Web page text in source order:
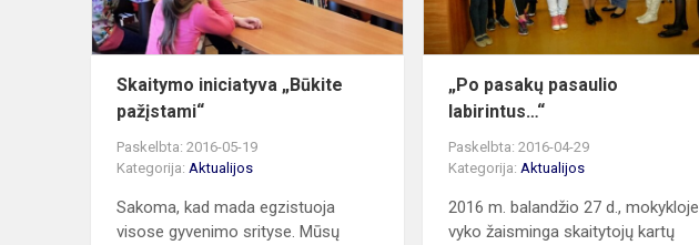
Skaitymo iniciatyva „Būkite
pažįstami“
Paskelbta: 2016-05-19
Kategorija: Aktualijos
Sakoma, kad mada egzistuoja
visose gyvenimo srityse. Mūsų
„Po pasakų pasaulio
labirintus…“
Paskelbta: 2016-04-29
Kategorija:Aktualijos
2016 m. balandžio 27 d., mokykloje
vyko žaisminga skaitytojų kartų